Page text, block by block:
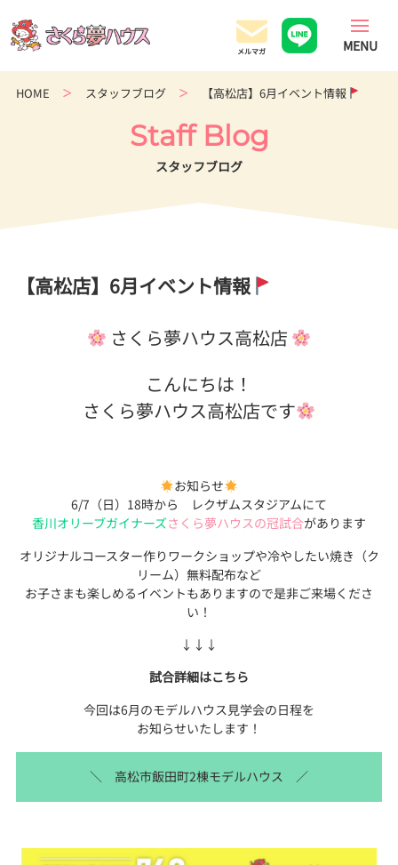
の
超
ー
コ
門
HOME スタッフブログ 【高松店】6月イベント情報
Staff Blog
スタッフブログ
【高松店】6月イベント情報
さくら夢ハウス高松店
こんにちは！
さくら夢ハウス高松店です
お知らせ
6/7（日）18時から レクザムスタジアムにて
香川オリーブガイナーズさくら夢ハウスの冠試合があります
オリジナルコースター作りワークショップや冷やしたい焼き（ク
リーム）無料配布など
お子さまも楽しめるイベントもありますので是非ご来場くださ
い！
↓↓↓
試合詳細はこちら
今回は6月のモデルハウス見学会の日程を
お知らせいたします！
＼ 高松市飯田町2棟モデルハウス ／